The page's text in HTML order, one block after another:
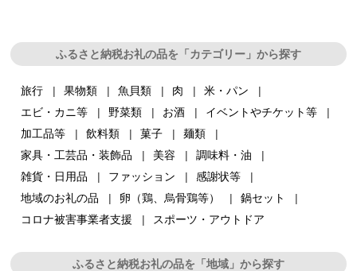
ふるさと納税お礼の品を「カテゴリー」から探す
旅行 果物類 魚貝類 肉
米・パン
エビ・カニ等
野菜類 お酒
イベントやチケット等
加工品等
飲料類 菓子
麺類
家具・工芸品・装飾品
美容
調味料・油
雑貨・日用品
ファッション
感謝状等
地域のお礼の品
卵（鶏、烏骨鶏等）
鍋セット
コロナ被害事業者支援
スポーツ・アウトドア
ふるさと納税お礼の品を「地域」から探す